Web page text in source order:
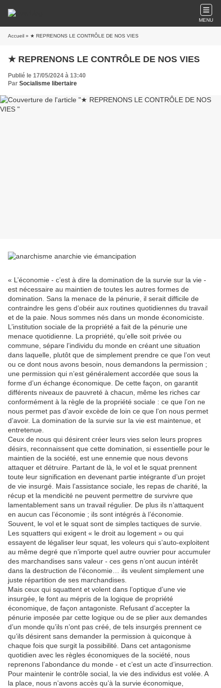
MENU
Accueil » ★ REPRENONS LE CONTRÔLE DE NOS VIES
★ REPRENONS LE CONTRÔLE DE NOS VIES
Publié le 17/05/2024 à 13:40
Par Socialisme libertaire
« L’économie - c’est à dire la domination de la survie sur la vie -
est nécessaire au maintien de toutes les autres formes de
domination. Sans la menace de la pénurie, il serait difficile de
contraindre les gens d’obéir aux routines quotidiennes du travail
et de la paie. Nous sommes nés dans un monde économiciste.
L’institution sociale de la propriété a fait de la pénurie une
menace quotidienne. La propriété, qu’elle soit privée ou
commune, sépare l’individu du monde en créant une situation
dans laquelle, plutôt que de simplement prendre ce que l’on veut
ou ce dont nous avons besoin, nous demandons la permission ;
une permission qui n’est généralement accordée que sous la
forme d’un échange économique. De cette façon, on garantit
différents niveaux de pauvreté à chacun, même les riches car
conformément à la règle de la propriété sociale : ce que l’on ne
nous permet pas d’avoir excède de loin ce que l’on nous permet
d’avoir. La domination de la survie sur la vie est maintenue, et
entretenue.
Ceux de nous qui désirent créer leurs vies selon leurs propres
désirs, reconnaissent que cette domination, si essentielle pour le
maintien de la société, est une ennemie que nous devons
attaquer et détruire. Partant de là, le vol et le squat prennent
toute leur signification en devenant partie intégrante d’un projet
de vie insurgé. Mais l’assistance sociale, les repas de charité, la
récup et la mendicité ne peuvent permettre de survivre que
lamentablement sans un travail régulier. De plus ils n’attaquent
en aucun cas l’économie ; ils sont intégrés à l’économie.
Souvent, le vol et le squat sont de simples tactiques de survie.
Les squatters qui exigent « le droit au logement » ou qui
essayent de légaliser leur squat, les voleurs qui s’auto-exploitent
au même degré que n’importe quel autre ouvrier pour accumuler
des marchandises sans valeur - ces gens n’ont aucun intérêt
dans la destruction de l’économie… ils veulent simplement une
juste répartition de ses marchandises.
Mais ceux qui squattent et volent dans l’optique d’une vie
insurgée, le font au mépris de la logique de propriété
économique, de façon antagoniste. Refusant d’accepter la
pénurie imposée par cette logique ou de se plier aux demandes
d’un monde qu’ils n’ont pas créé, de tels insurgés prennent ce
qu’ils désirent sans demander la permission à quiconque à
chaque fois que surgit la possibilité. Dans cet antagonisme
quotidien avec les règles économiques de la société, nous
reprenons l’abondance du monde - et c’est un acte d’insurrection.
Pour maintenir le contrôle social, la vie des individus est volée. A
la place, nous n’avons accès qu’à la survie économique,